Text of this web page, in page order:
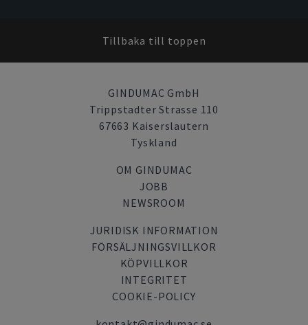
Tillbaka till toppen
GINDUMAC GmbH
Trippstadter Strasse 110
67663 Kaiserslautern
Tyskland
OM GINDUMAC
JOBB
NEWSROOM
JURIDISK INFORMATION
FÖRSÄLJNINGSVILLKOR
KÖPVILLKOR
INTEGRITET
COOKIE-POLICY